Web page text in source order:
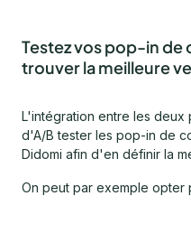
Testez vos pop-in
trouver la meilleure
L'intégration entre les deux
d'A/B tester les pop-in de
Didomi afin d'en définir la
On peut par exemple opter